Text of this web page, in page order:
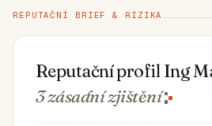
REPUTAČNÍ BRIEF & RIZIKA
Reputační profil Ing
3 zásadnízjištění